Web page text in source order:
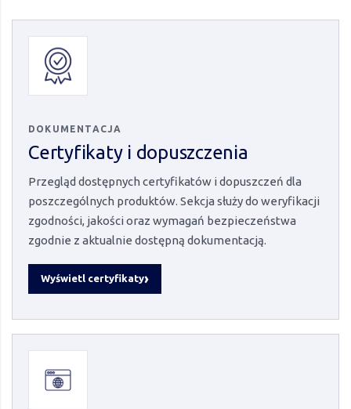
DOKUMENTACJA
Certyfikaty i dopuszczenia
Przegląd dostępnych certyfikatów i dopuszczeń dla
poszczególnych produktów. Sekcja służy do weryfikacji
zgodności, jakości oraz wymagań bezpieczeństwa
zgodnie z aktualnie dostępną dokumentacją.
Wyświetl certyfikaty